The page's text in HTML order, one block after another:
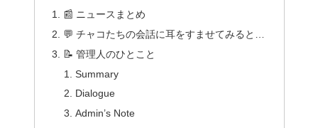
📰 ニュースまとめ
💬 チャコたちの会話に耳をすませてみると…
📝 管理人のひとこと
Summary
Dialogue
Admin’s Note